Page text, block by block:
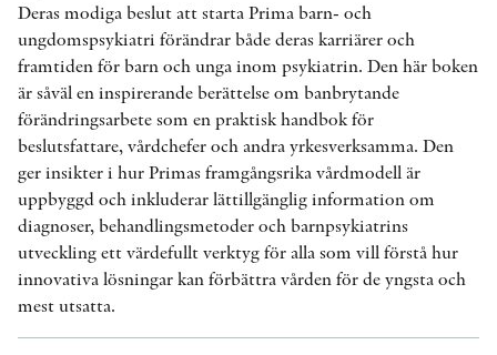
Deras modiga beslut att starta Prima barn- och
ungdomspsykiatri förändrar både deras karriärer och
framtiden för barn och unga inom psykiatrin. Den här boken
är såväl en inspirerande berättelse om banbrytande
förändringsarbete som en praktisk handbok för
beslutsfattare, vårdchefer och andra yrkesverksamma. Den
ger insikter i hur Primas framgångsrika vårdmodell är
uppbyggd och inkluderar lättillgänglig information om
diagnoser, behandlingsmetoder och barnpsykiatrins
utveckling ett värdefullt verktyg för alla som vill förstå hur
innovativa lösningar kan förbättra vården för de yngsta och
mest utsatta.